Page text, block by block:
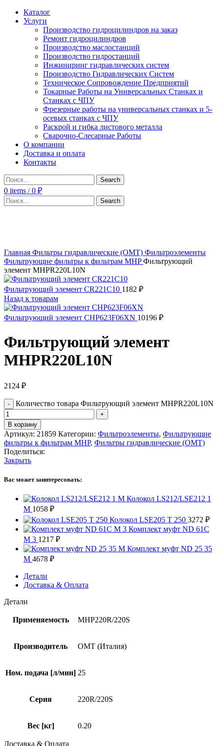
Каталог
Услуги
Производство гидроцилиндров на заказ
Ремонт гидроцилиндров
Производство маслостанций
Производство гидростанций
Инжиниринг гидравлических систем
Производство Гидравлических Систем
Техническое Сопровождение Предприятий
Токарные Работы на Универсальных Станках и
Станках с ЧПУ
Фрезерные работы на универсальных станках и 5-
осевых станках с ЧПУ
Раскрой и гибка листового металла
Сварочно-Слесарные Работы
О компании
Доставка и оплата
Контакты
Search
0 items / 0 ₽
Search
Главная Фильтры гидравлические (OMT) Фильтроэлементы
Фильтрующие фильтры к фильтрам MHPФильтрующий
элемент MHPR220L10N
Фильтрующий элемент CR221C10 1182 ₽
Назад к товарам
Фильтрующий элемент CHP623F06XN 10196 ₽
Фильтрующий элемент
MHPR220L10N
2124 ₽
Количество товара Фильтрующий элемент MHPR220L10N
В корзину
Артикул: 21859 Категории: Фильтроэлементы, Фильтрующие
фильтры к фильтрам MHP, Фильтры гидравлические (OMT)
Поделиться:
Закрыть
Вас может заинтересовать:
Колокол LS212/LSE212 1
M 1058 ₽
Колокол LSE205 T 250 3272 ₽
Комплект муфт ND 61C
M 3 1217 ₽
Комплект муфт ND 25 35
M 4678 ₽
Детали
Доставка & Оплата
Детали
Применяемость MHP220R/220S
Производитель OMT (Италия)
Ном. подача [л/мин] 25
Серия 220R/220S
Вес [кг] 0.20
Доставка & Оплата